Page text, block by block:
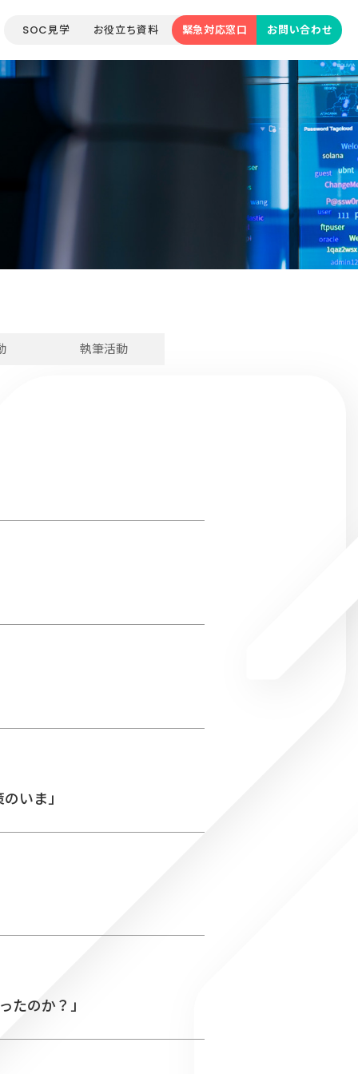
SOC見学 お役立ち資料 緊急対応窓口 お問い合わせ
執筆活動
いま」
のか？」